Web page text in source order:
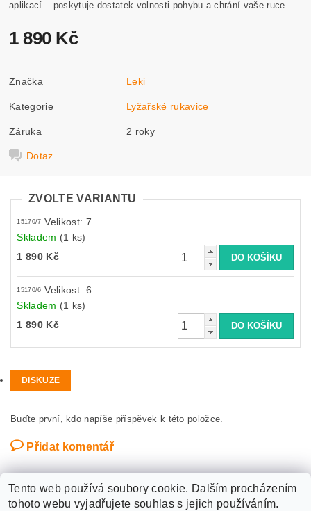
aplikací – poskytuje dostatek volnosti pohybu a chrání vaše ruce.
1 890 Kč
Značka Leki
Kategorie Lyžařské rukavice
Záruka 2 roky
Dotaz
ZVOLTE VARIANTU
15170/7 Velikost: 7
Skladem (1 ks)
1 890 Kč
15170/6 Velikost: 6
Skladem (1 ks)
1 890 Kč
DISKUZE
Buďte první, kdo napíše příspěvek k této položce.
Přidat komentář
Tento web používá soubory cookie. Dalším procházením
tohoto webu vyjadřujete souhlas s jejich používáním.